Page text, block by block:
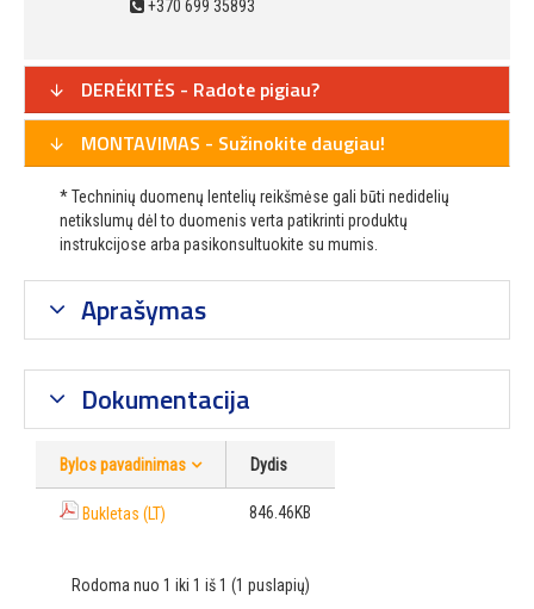
+370 699 35893
DERĖKITĖS - Radote pigiau?
MONTAVIMAS - Sužinokite daugiau!
* Techninių duomenų lentelių reikšmėse gali būti nedidelių
netikslumų dėl to duomenis verta patikrinti produktų
instrukcijose arba pasikonsultuokite su mumis.
Aprašymas
Dokumentacija
Bylos pavadinimas Dydis
Bukletas (LT) 846.46KB
Rodoma nuo 1 iki 1 iš 1 (1 puslapių)